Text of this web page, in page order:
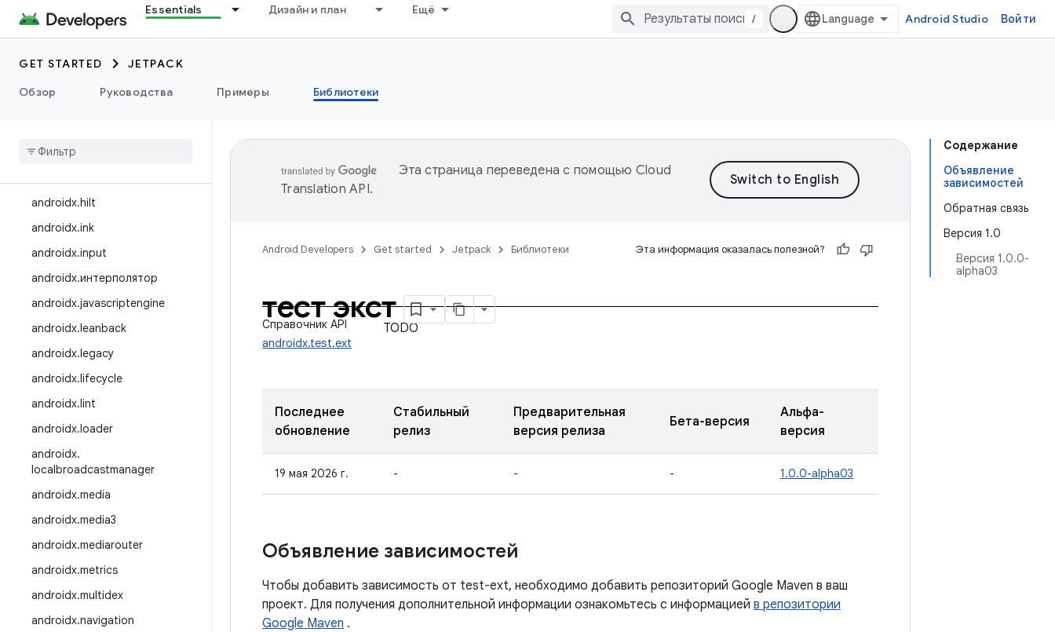
Essentials Дизайн и план Ещё
/ Android Studio Войти
GET STARTED
JETPACK
Обзор
Руководства Примеры Библиотеки
androidx.glance
androidx.gridlayout
androidx
androidx.hilt
androidx.ink
androidx.input
androidx.интерполятор
androidx.javascriptengine
androidx.leanback
androidx.legacy
androidx.lifecycle
androidx.lint
androidx.loader
androidx.
localbroadcastmanager
androidx.media
androidx.media3
androidx.mediarouter
androidx.metrics
androidx.multidex
androidx.navigation
Содержание
Объявление
зависимостей
Обратная связь
Версия 1.0
Версия 1.0.0-
alpha03
Эта страница переведена с помощью Cloud
Translation API.
Android Developers Get started Jetpack Библиотеки Эта информация оказалась полезной?
тест экст
Справочник API
androidx.test.ext
TODO
Последнее
обновление
Стабильный
релиз
Предварительная
версия релиза
Бета-версия
Альфа-
версия
19 мая 2026 г. - - - 1.0.0-alpha03
Объявление зависимостей
Чтобы добавить зависимость от test-ext, необходимо добавить репозиторий Google Maven в ваш
проект. Для получения дополнительной информации ознакомьтесь с информацией в репозитории
Google Maven .